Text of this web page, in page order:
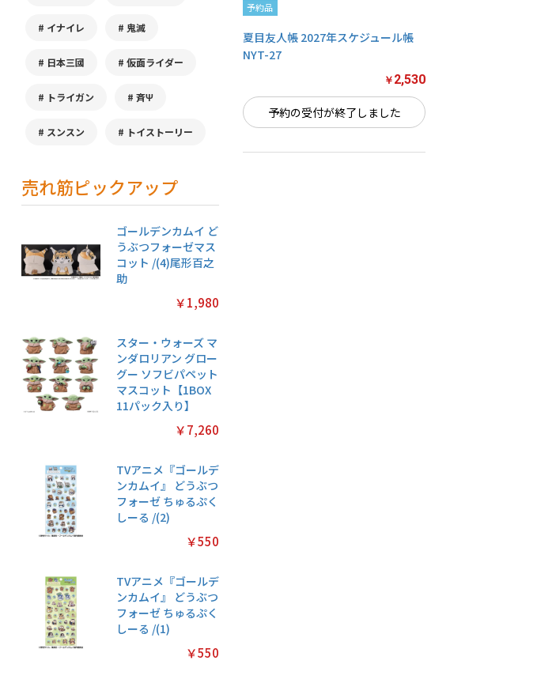
イナイレ 鬼滅
日本三國 仮面ライダー
トライガン 斉Ψ
スンスン トイストーリー
売れ筋ピックアップ
ゴールデンカムイ ど
うぶつフォーゼマス
コット /(4)尾形百之
助
￥1,980
スター・ウォーズ マ
ンダロリアン グロー
グー ソフビパペット
マスコット【1BOX
11パック入り】
￥7,260
TVアニメ『ゴールデ
ンカムイ』 どうぶつ
フォーゼ ちゅるぷく
しーる /(2)
￥550
TVアニメ『ゴールデ
ンカムイ』 どうぶつ
フォーゼ ちゅるぷく
しーる /(1)
￥550
予約品
夏目友人帳 2027年スケジュール帳
NYT-27
￥ 2,530
予約の受付が終了しました